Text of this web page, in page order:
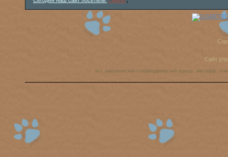
Сайт
аст, американский стаффордширский терьер, амстафф,